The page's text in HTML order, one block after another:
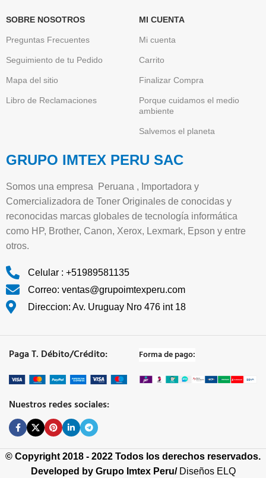
SOBRE NOSOTROS
Preguntas Frecuentes
Seguimiento de tu Pedido
Mapa del sitio
Libro de Reclamaciones
MI CUENTA
Mi cuenta
Carrito
Finalizar Compra
Porque cuidamos el medio
ambiente
Salvemos el planeta
GRUPO IMTEX PERU SAC
Somos una empresa Peruana , Importadora y
Comercializadora de Toner Originales de conocidas y
reconocidas marcas globales de tecnología informática
como HP, Brother, Canon, Xerox, Lexmark, Epson y entre
otros.
Celular : +51989581135
Correo: ventas@grupoimtexperu.com
Direccion: Av. Uruguay Nro 476 int 18
Paga T. Débito/Crédito: Forma de pago:
Nuestros redes sociales:
© Copyright 2018 - 2022 Todos los derechos reservados.
Developed by Grupo Imtex Peru/ Diseños ELQ